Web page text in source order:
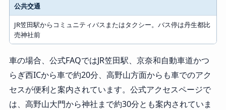
公共交通
JR笠田駅からコミュニティバスまたはタクシー。バス停は丹生都比
売神社前
車の場合、公式FAQではJR笠田駅、京奈和自動車道かつ
らぎ西ICから車で約20分、高野山方面からも車でのアク
セスが便利と案内されています。公式アクセスページで
は、高野山大門から神社まで約30分とも案内されていま